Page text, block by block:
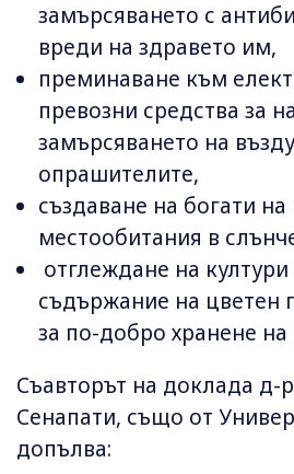
замърсяването с
вреди на здравето им,
преминаване към
превозни средства за
замърсяването на
опрашителите,
създаване на богати на
местообитания в
отглеждане на
съдържание на цветен
за по-добро хранене на
Съавторът на доклада д-
Сенапати, също от
допълва: